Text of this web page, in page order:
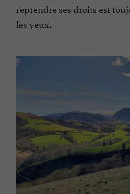
reprendre ses droits est
les yeux.